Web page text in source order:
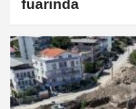
fuarında